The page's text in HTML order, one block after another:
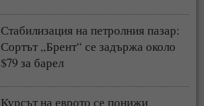
Стабилизация на петролния пазар:
Сортът „Брент“ се задържа около
$79 за барел
Курсът на еврото се понижи